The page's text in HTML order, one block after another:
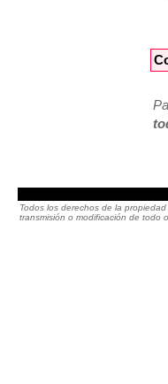
Todos los derechos de la
transmisión o modificación de todo